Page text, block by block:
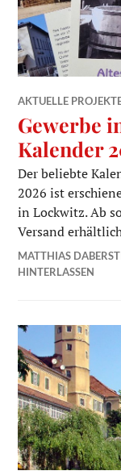
AKTUELLE
Gewerbe
Kalender
Der beliebte
2026 ist
in Lockwitz. Ab
Versand
MATTHIAS
HINTERLASSEN